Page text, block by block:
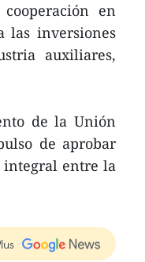
en
las inversiones
auxiliares,
de la Unión
de aprobar
integral entre la